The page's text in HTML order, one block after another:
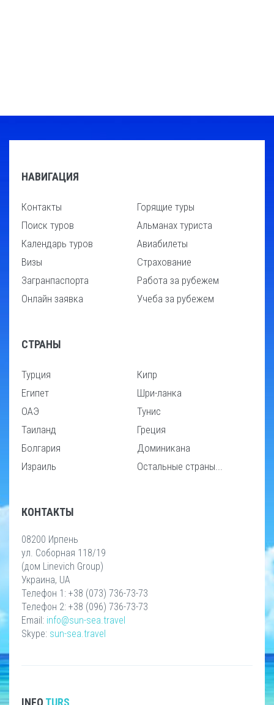
НАВИГАЦИЯ
Контакты
Поиск туров
Календарь туров
Визы
Загранпаспорта
Онлайн заявка
Горящие туры
Альманах туриста
Авиабилеты
Страхование
Работа за рубежем
Учеба за рубежем
СТРАНЫ
Турция
Египет
ОАЭ
Таиланд
Болгария
Израиль
Кипр
Шри-ланка
Тунис
Греция
Доминикана
Остальные страны...
КОНТАКТЫ
08200 Ирпень
ул. Соборная 118/19
(дом Linevich Group)
Украина, UA
Телефон 1: +38 (073) 736-73-73
Телефон 2: +38 (096) 736-73-73
Email: info@sun-sea.travel
Skype: sun-sea.travel
INFO TURS